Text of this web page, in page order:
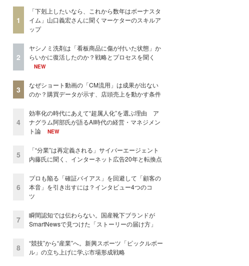
1
「下剋上したいなら、これから数年はボーナスタ
イム」山口義宏さんに聞くマーケターのスキルア
ップ
2
ヤシノミ洗剤は「看板商品に傷が付いた状態」か
らいかに復活したのか？戦略とプロセスを聞く
NEW
3
なぜショート動画の「CM流用」は成果が出ない
のか？購買データが示す、店頭売上を動かす条件
4
効率化の時代にあえて“超属人化”を選ぶ理由 ア
ナグラム阿部氏が語るAI時代の経営・マネジメン
ト論
NEW
5
「“分業”は再定義される」サイバーエージェント
内藤氏に聞く、インターネット広告20年と転換点
6
プロも陥る「確証バイアス」を回避して「顧客の
本音」を引き出すには？インタビュー4つのコ
ツ
7
瞬間認知では伝わらない。国産靴下ブランドが
SmartNewsで見つけた「ストーリーの届け方」
8
“競技”から“産業”へ。新興スポーツ「ピックルボー
ル」の立ち上げに学ぶ市場形成戦略